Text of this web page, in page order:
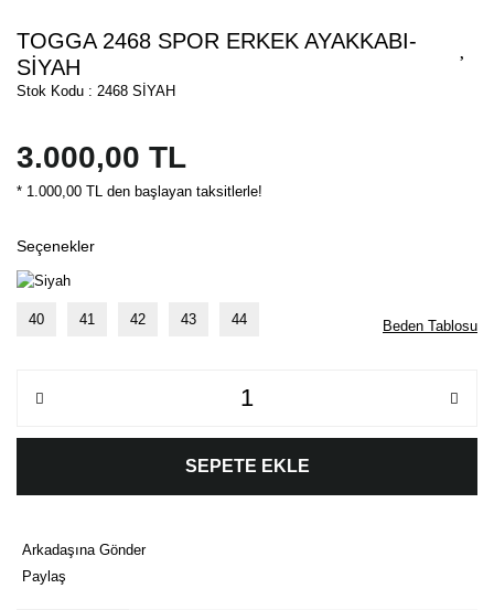
TOGGA 2468 SPOR ERKEK AYAKKABI-
SİYAH
Stok Kodu : 2468 SİYAH
3.000,00 TL
* 1.000,00 TL den başlayan taksitlerle!
Seçenekler
40 41 42 43 44 Beden Tablosu
SEPETE EKLE
Arkadaşına Gönder
Paylaş